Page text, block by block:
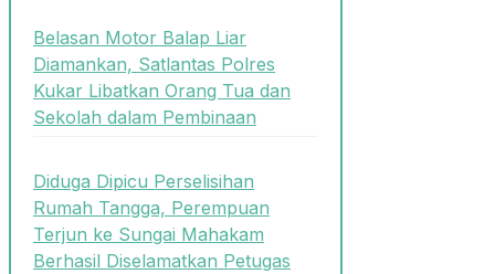
Belasan Motor Balap Liar
Diamankan, Satlantas Polres
Kukar Libatkan Orang Tua dan
Sekolah dalam Pembinaan
Diduga Dipicu Perselisihan
Rumah Tangga, Perempuan
Terjun ke Sungai Mahakam
Berhasil Diselamatkan Petugas